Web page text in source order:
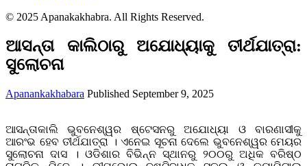
© 2025 Apanakakhabra. All Rights Reserved.
ଆସନ୍ତା କାଲିଠାରୁ ଅଯୋଧ୍ୟାକୁ ତୀର୍ଥଯାତ୍ରା:
ସୁଲୋଚନା
Apanankakhabara Published September 9, 2025
ଆସନ୍ତାକାଲି ଭୁବନେଶ୍ୱର ଷ୍ଟେସନରୁ ଅଯୋଧ୍ୟା ଓ ବାରଣାସୀକୁ
ଆରଂଭ ହେବ ତୀର୍ଥଯାତ୍ରା । ଏନେଇ ସୂଚନା ଦେଲେ ଭୁବନେଶ୍ୱର ମେୟର
ସୁଲୋଚନା ଦାସ । ଓଡିଶାର ବିଭିନ୍ନ ସ୍ଥାନରୁ ୨୦୦ରୁ ଅଧିକ ବରିଷ୍ଠ